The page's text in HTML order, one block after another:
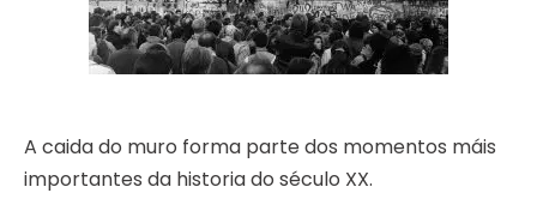
A caida do muro forma parte dos momentos máis
importantes da historia do século XX.